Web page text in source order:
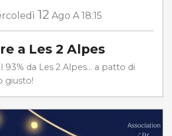
12 Ago A 18:15
a Les 2 Alpes
93% da Les 2 Alpes... a patto di
giusto!